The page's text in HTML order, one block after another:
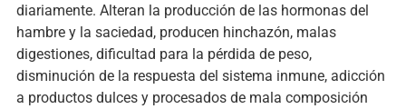
diariamente. Alteran la producción de las hormonas del
hambre y la saciedad, producen hinchazón, malas
digestiones, dificultad para la pérdida de peso,
disminución de la respuesta del sistema inmune, adicción
a productos dulces y procesados de mala composición